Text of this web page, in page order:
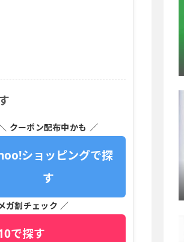
クーポン配布中かも ／
ショッピングで探
す
ガ割チェック ／
で探す